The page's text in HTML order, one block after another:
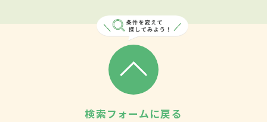
検索フォームに戻る